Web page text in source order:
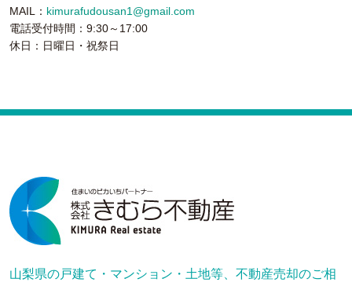
MAIL： kimurafudousan1@gmail.com
電話受付時間：9:30～17:00
休日：日曜日・祝祭日
山梨県の戸建て・マンション・土地等、不動産売却のご相